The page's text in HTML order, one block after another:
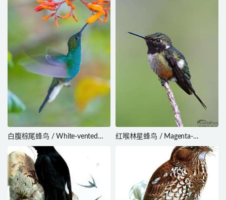
sanctihieronymi
白腹棕尾蜂鸟 / White-vented
Plumeleteer / Chalybura buffonii
红喉林星蜂鸟 / Magenta-
throated Woodstar / Calliphlox